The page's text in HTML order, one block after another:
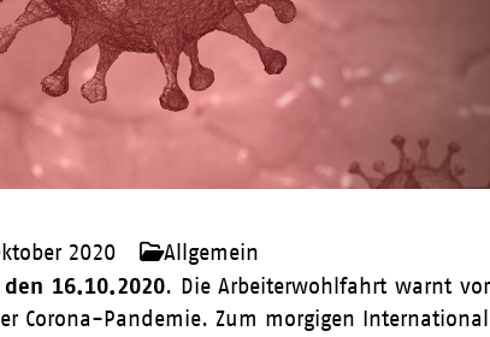
2020 Allgemein
16.10.2020. Die Arbeiterwohlfahrt warnt
Corona-Pandemie. Zum morgigen